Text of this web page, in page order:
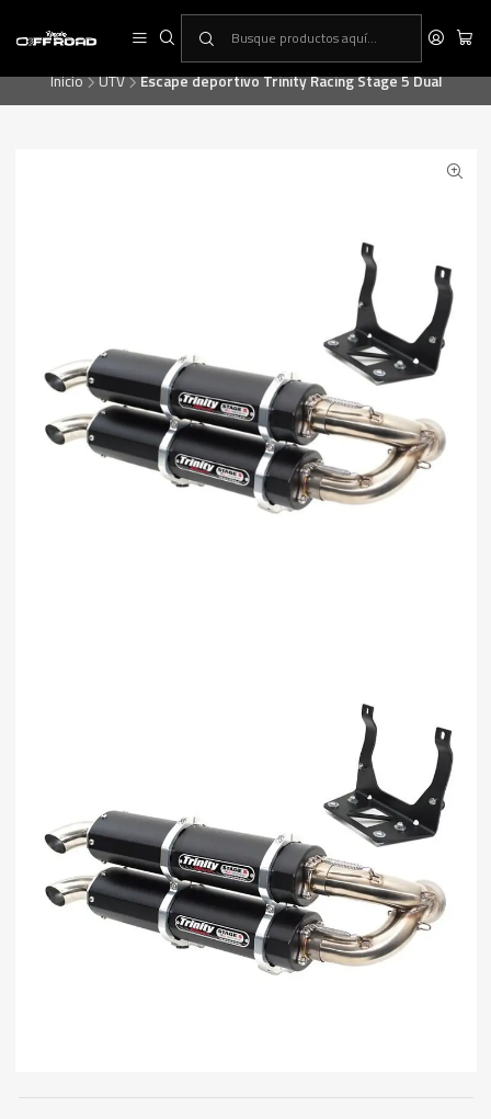
RINCON OFF-ROAD, la primera tienda especialista en equipamiento ATV
& UTV
Inicio
UTV Escape deportivo Trinity Racing Stage 5 Dual